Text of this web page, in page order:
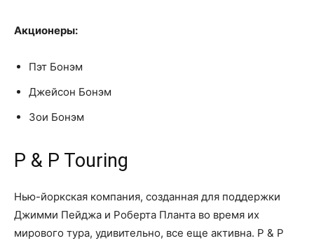
Акционеры:
Пэт Бонэм
Джейсон Бонэм
Зои Бонэм
P & P Touring
Нью-йоркская компания, созданная для поддержки
Джимми Пейджа и Роберта Планта во время их
мирового тура, удивительно, все еще активна. P & P